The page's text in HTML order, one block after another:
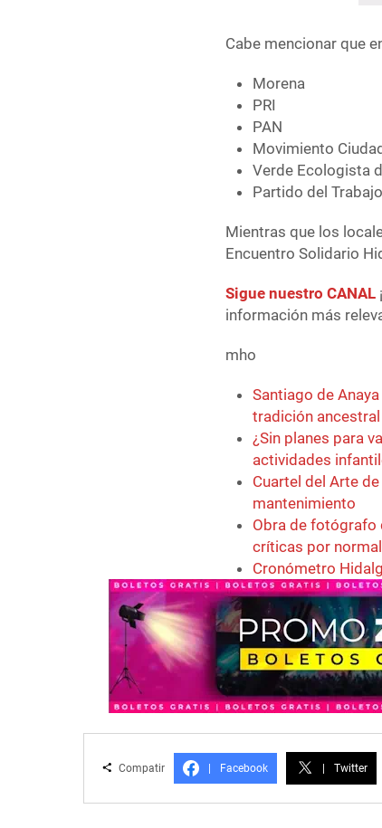
Cabe mencionar que
Morena
PRI
PAN
Movimiento
Verde Ecologista
Partido del
Mientras que los
Encuentro Solidario
Sigue nuestro CANAL
información más
mho
Santiago de
tradición ancestral
¿Sin planes para
actividades
Cuartel del Arte
mantenimiento
Obra de fotógrafo
críticas por
Cronómetro
Compatir Facebook Twitter